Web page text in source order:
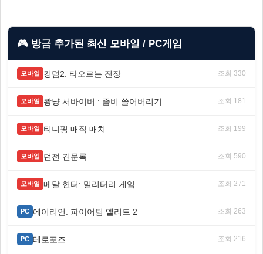
🎮 방금 추가된 최신 모바일 / PC게임
모바일 킹덤2: 타오르는 전장 조회 330
모바일 쾅냥 서바이버 : 좀비 쓸어버리기 조회 181
모바일 티니핑 매직 매치 조회 199
모바일 던전 견문록 조회 590
모바일 메달 헌터: 밀리터리 게임 조회 271
PC 에이리언: 파이어팀 엘리트 2 조회 263
PC 테로포즈 조회 216